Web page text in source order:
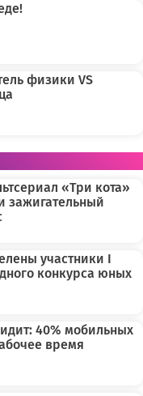
физики VS
«Три кота»
зажигательный
участники I
конкурса юных
40% мобильных
время